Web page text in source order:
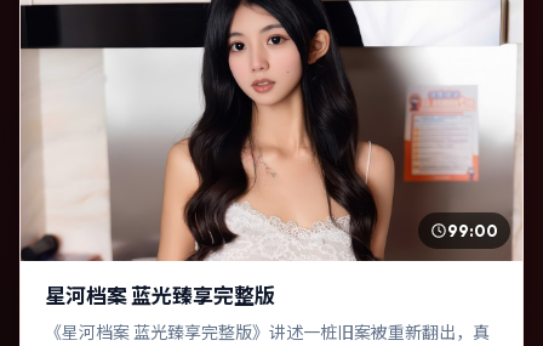
99:00
星河档案 蓝光臻享完整版
《星河档案 蓝光臻享完整版》讲述一桩旧案被重新翻出，真